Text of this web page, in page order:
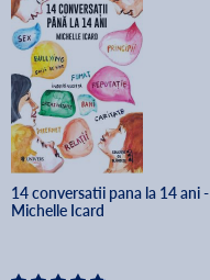
14 conversatii pana la 14 ani -
Michelle Icard